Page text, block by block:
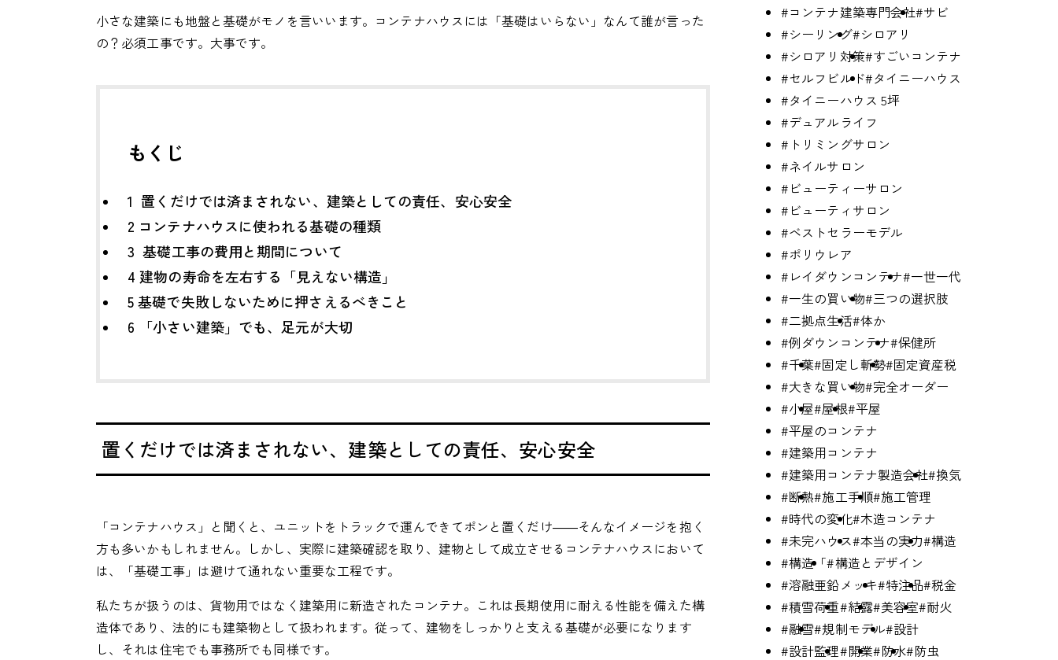
小さな建築にも地盤と基礎がモノを言いいます。コンテナハウスには「基礎はいらない」なんて誰が言った
の？必須工事です。大事です。
もくじ
1 置くだけでは済まされない、建築としての責任、安心安全
2 コンテナハウスに使われる基礎の種類
3 基礎工事の費用と期間について
4 建物の寿命を左右する「見えない構造」
5基礎で失敗しないために押さえるべきこと
6 「小さい建築」でも、足元が大切
置くだけでは済まされない、建築としての責任、安心安全
「コンテナハウス」と聞くと、ユニットをトラックで運んできてポンと置くだけ――そんなイメージを抱く
方も多いかもしれません。しかし、実際に建築確認を取り、建物として成立させるコンテナハウスにおいて
は、「基礎工事」は避けて通れない重要な工程です。
私たちが扱うのは、貨物用ではなく建築用に新造されたコンテナ。これは長期使用に耐える性能を備えた構
造体であり、法的にも建築物として扱われます。従って、建物をしっかりと支える基礎が必要になります
し、それは住宅でも事務所でも同様です。
#コンテナ建築専門会社#サビ
#シーリング#シロアリ
#シロアリ対策#すごいコンテナ
#セルフビルド#タイニーハウス
#タイニーハウス 5坪
#デュアルライフ
#トリミングサロン
#ネイルサロン
#ビューティーサロン
#ビューティサロン
#ベストセラーモデル
#ポリウレア
#レイダウンコンテナ#一世一代
#一生の買い物#三つの選択肢
#二拠点生活#体か
#例ダウンコンテナ#保健所
#千葉#固定し斬勢#固定資産税
#大きな買い物#完全オーダー
#小屋#屋根#平屋
#平屋のコンテナ
#建築用コンテナ
#建築用コンテナ製造会社#換気
#断熱#施工手順#施工管理
#時代の変化#木造コンテナ
#未完ハウス#本当の実力#構造
#構造「#構造とデザイン
#溶融亜鉛メッキ#特注品#税金
#積雪荷重#結露#美容室#耐火
#融雪#規制モデル#設計
#設計監理#開業#防水#防虫